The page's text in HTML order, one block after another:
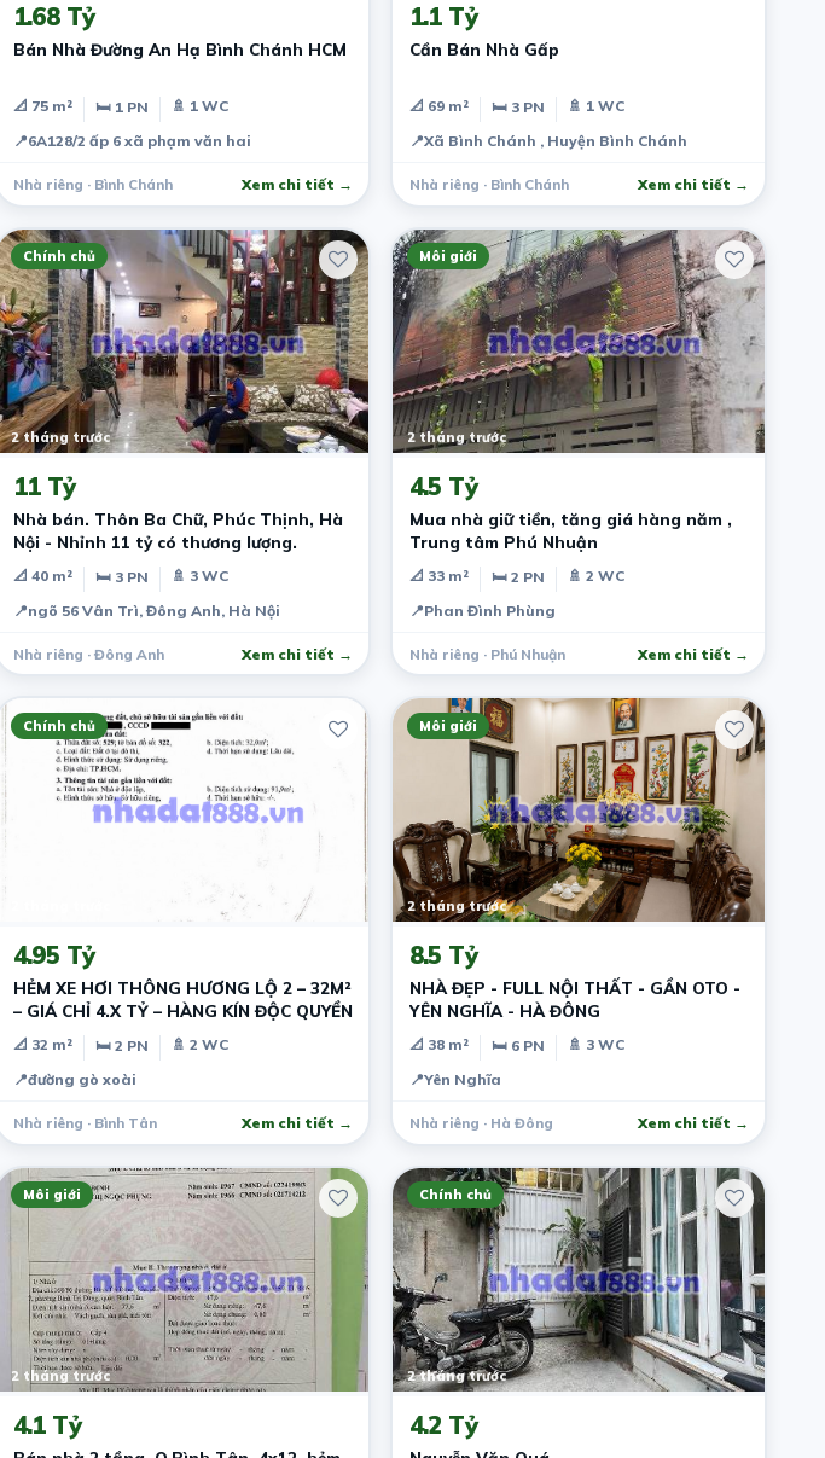
1.68 Tỷ
Bán Nhà Đường An Hạ Bình Chánh HCM
📐 75 m² 🛏 1 PN
🚿 1 WC
📍6A128/2 ấp 6 xã phạm văn hai
Nhà riêng · Bình Chánh Xem chi tiết →
1.1 Tỷ
Cần Bán Nhà Gấp
📐 69 m² 🛏 3 PN
🚿 1 WC
📍Xã Bình Chánh , Huyện Bình Chánh
Nhà riêng · Bình Chánh Xem chi tiết →
Chính chủ
2 tháng trước
11 Tỷ
Nhà bán. Thôn Ba Chữ, Phúc Thịnh, Hà
Nội - Nhỉnh 11 tỷ có thương lượng.
📐 40 m² 🛏 3 PN
🚿 3 WC
📍ngõ 56 Vân Trì, Đông Anh, Hà Nội
Nhà riêng · Đông Anh Xem chi tiết →
Môi giới
2 tháng trước
4.5 Tỷ
Mua nhà giữ tiền, tăng giá hàng năm ,
Trung tâm Phú Nhuận
📐 33 m² 🛏 2 PN
🚿 2 WC
📍Phan Đình Phùng
Nhà riêng · Phú Nhuận Xem chi tiết →
Chính chủ
4.95 Tỷ
HẺM XE HƠI THÔNG HƯƠNG LỘ 2 – 32M²
– GIÁ CHỈ 4.X TỶ – HÀNG KÍN ĐỘC QUYỀN
📐 32 m² 🛏 2 PN
🚿 2 WC
📍đường gò xoài
Nhà riêng · Bình Tân Xem chi tiết →
Môi giới
2 tháng trước
8.5 Tỷ
NHÀ ĐẸP - FULL NỘI THẤT - GẦN OTO -
YÊN NGHĨA - HÀ ĐÔNG
📐 38 m² 🛏 6 PN
🚿 3 WC
📍Yên Nghĩa
Nhà riêng · Hà Đông Xem chi tiết →
Môi giới
2 tháng trước
4.1 Tỷ
Chính chủ
2 tháng trước
4.2 Tỷ